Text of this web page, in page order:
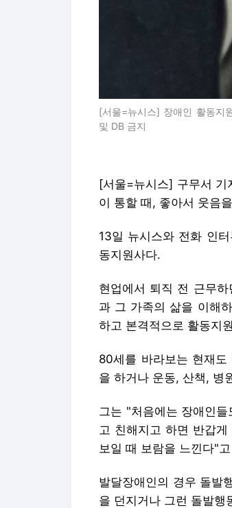
[서울=뉴시스] 장애인 활동지
및 DB 금지
[서울=뉴시스] 구무서
이 통할 때, 좋아서 웃음
13일 뉴시스와 전화 인
동지원사다.
현업에서 퇴직 전 근무
과 그 가족의 삶을 이해
하고 본격적으로 활동지
80세를 바라보는 현재
을 하거나 운동, 산책, 병
그는 "처음에는 장애인
고 친해지고 하면 반갑
보일 때 보람을 느낀다"
발달장애인의 경우 돌발
을 던지거나 그런 돌발